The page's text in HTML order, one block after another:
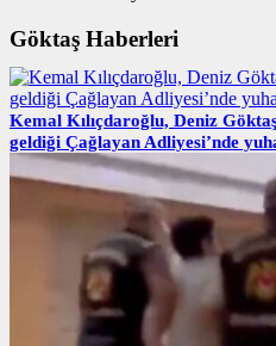
Göktaş Haberleri
Kemal Kılıçdaroğlu, Deniz
geldiği Çağlayan Adliyesi’nde